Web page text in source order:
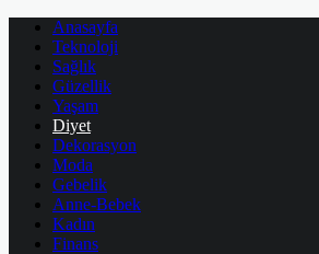
Anasayfa
Teknoloji
Sağlık
Güzellik
Yaşam
Diyet
Dekorasyon
Moda
Gebelik
Anne-Bebek
Kadın
Finans